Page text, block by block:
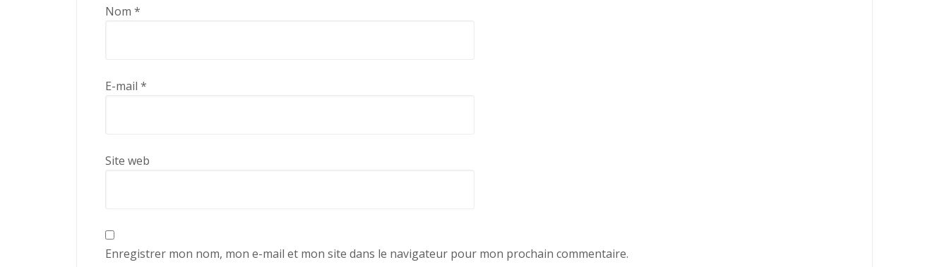
Nom *
E-mail *
Site web
Enregistrer mon nom, mon e-mail et mon site dans le navigateur pour mon prochain commentaire.